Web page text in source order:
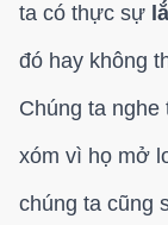
ta có thực sự
đó hay không
Chúng ta nghe
xóm vì họ mở
chúng ta cũng